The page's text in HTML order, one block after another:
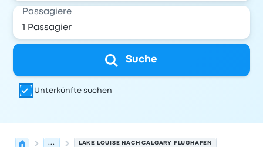
Passagiere
Suche
Unterkünfte suchen
... LAKE LOUISE NACH CALGARY FLUGHAFEN